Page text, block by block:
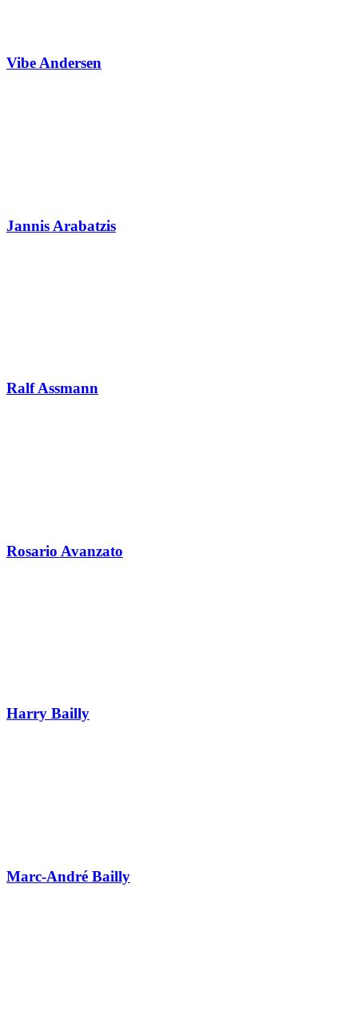
Vibe Andersen
Jannis Arabatzis
Ralf Assmann
Rosario Avanzato
Harry Bailly
Marc-André Bailly